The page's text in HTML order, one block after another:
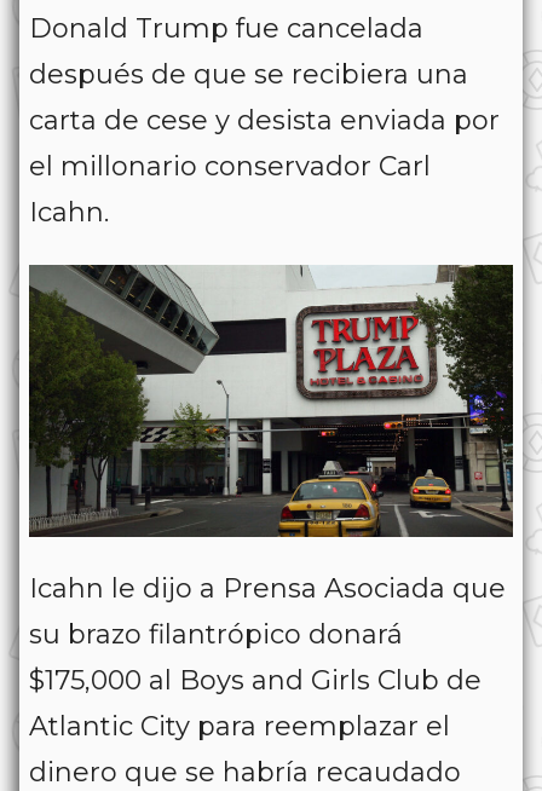
Donald Trump fue cancelada
después de que se recibiera una
carta de cese y desista enviada por
el millonario conservador Carl
Icahn.
Icahn le dijo a Prensa Asociada que
su brazo filantrópico donará
$175,000 al Boys and Girls Club de
Atlantic City para reemplazar el
dinero que se habría recaudado